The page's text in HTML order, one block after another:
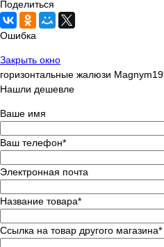
Поделиться
Ошибка
Закрыть окно
горизонтальные жалюзи
Нашли дешевле
Ваше имя
Ваш телефон*
Электронная почта
Название товара*
Ссылка на товар другого магазина*